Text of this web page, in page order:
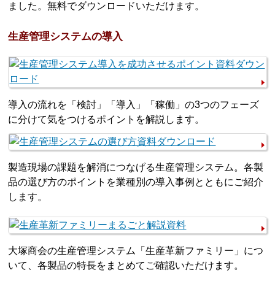
ました。無料でダウンロードいただけます。
生産管理システムの導入
導入の流れを「検討」「導入」「稼働」の3つのフェーズ
に分けて気をつけるポイントを解説します。
製造現場の課題を解消につなげる生産管理システム。各製
品の選び方のポイントを業種別の導入事例とともにご紹介
します。
大塚商会の生産管理システム「生産革新ファミリー」につ
いて、各製品の特長をまとめてご確認いただけます。